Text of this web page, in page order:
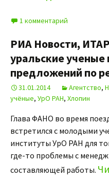
1 комментарий
РИА Новости,
уральские ученые
предложений по
31.01.2014 Агентство,
учёные, УрО РАН, Хлопин
Глава ФАНО во время
встретился с молодыми
институты УрО РАН для
где-то проблемы с
составляющей работы.